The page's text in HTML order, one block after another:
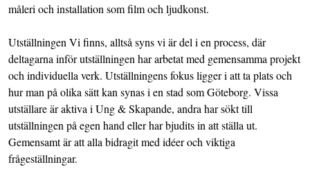
måleri och installation som film och ljudkonst.
Utställningen Vi finns, alltså syns vi är del i en process, där
deltagarna inför utställningen har arbetat med gemensamma projekt
och individuella verk. Utställningens fokus ligger i att ta plats och
hur man på olika sätt kan synas i en stad som Göteborg. Vissa
utställare är aktiva i Ung & Skapande, andra har sökt till
utställningen på egen hand eller har bjudits in att ställa ut.
Gemensamt är att alla bidragit med idéer och viktiga
frågeställningar.